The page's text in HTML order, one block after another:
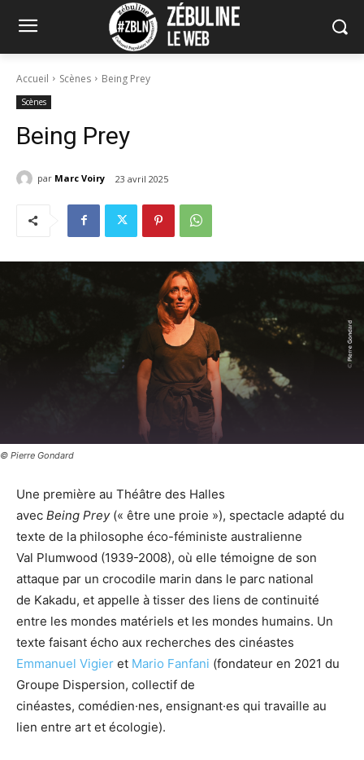
Accueil Scènes Being Prey
Scènes
Being Prey
par Marc Voiry 23 avril 2025
© Pierre Gondard
Une première au Théâtre des Halles
avec Being Prey(« être une proie »), spectacle adapté du
texte de la philosophe éco-féministe australienne
Val Plumwood (1939-2008), où elle témoigne de son
attaque par un crocodile marin dans le parc national
de Kakadu, et appelle à tisser des liens de continuité
entre les mondes matériels et les mondes humains. Un
texte faisant écho aux recherches des cinéastes
Emmanuel Vigier et Mario Fanfani (fondateur en 2021 du
Groupe Dispersion, collectif de
cinéastes, comédien·nes, ensignant·es qui travaille au
lien entre art et écologie).